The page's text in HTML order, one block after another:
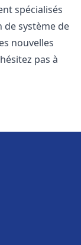
spécialisés
système de
nouvelles
pas à